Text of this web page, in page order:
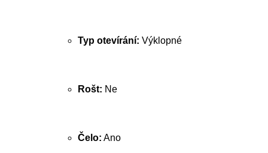
Typ otevírání: Výklopné
Rošt: Ne
Čelo: Ano